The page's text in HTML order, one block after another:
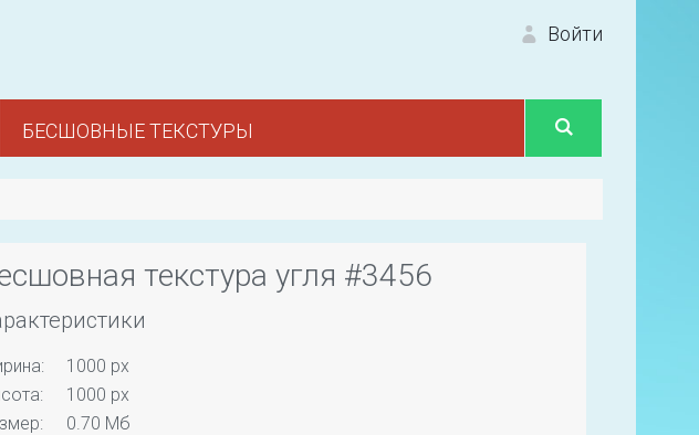
Войти
БЕСШОВНЫЕ ТЕКСТУРЫ
текстура угля #3456
1000 px
1000 px
0.70 Мб